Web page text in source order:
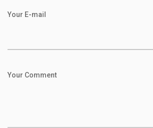
Your E-mail
Your Comment